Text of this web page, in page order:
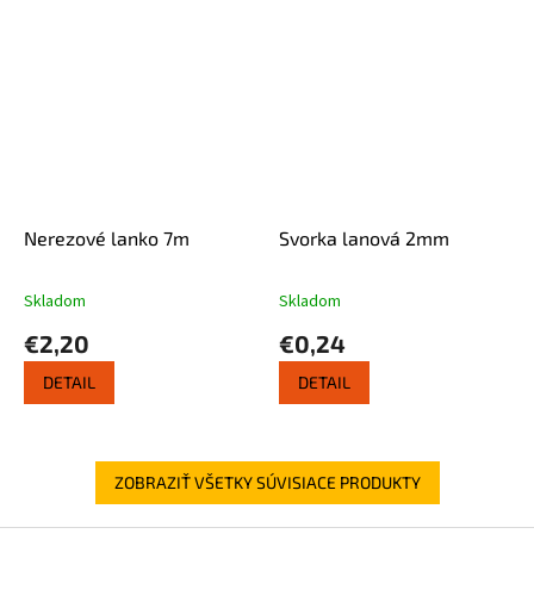
Nerezové lanko 7m
Skladom
€2,20
DETAIL
Svorka lanová 2mm
Skladom
€0,24
DETAIL
ZOBRAZIŤ VŠETKY SÚVISIACE PRODUKTY